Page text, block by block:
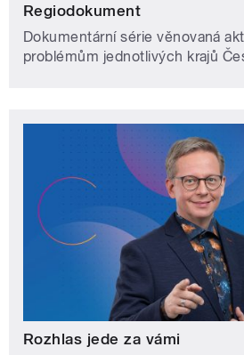
Regiodokument
Dokumentární série věnovaná
problémům jednotlivých krajů
Rozhlas jede za vámi